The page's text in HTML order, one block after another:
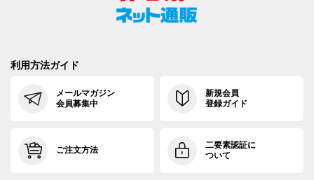
利用方法ガイド
メールマガジン
会員募集中
新規会員
登録ガイド
ご注文方法
二要素認証に
ついて